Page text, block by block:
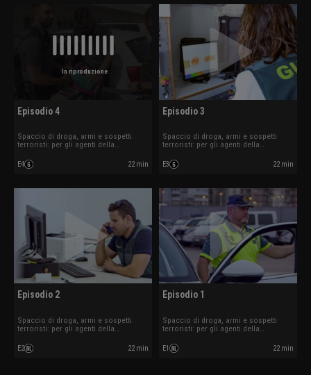
In riproduzione
Episodio 4
Spaccio di droga, armi e sospetti
terroristi: per gli agenti della
sono all'ordine del giorno.
E4 22 min
Episodio 3
Spaccio di droga, armi e sospetti
terroristi: per gli agenti della
sono all'ordine del giorno.
E3 22 min
Episodio 2
Spaccio di droga, armi e sospetti
terroristi: per gli agenti della
sono all'ordine del giorno.
E2 22 min
Episodio 1
Spaccio di droga, armi e sospetti
terroristi: per gli agenti della
sono all'ordine del giorno.
E1 22 min